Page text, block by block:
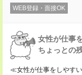
WEB登録・面接OK
女性が仕事
ちょっとの
≪女性が仕事をしやす